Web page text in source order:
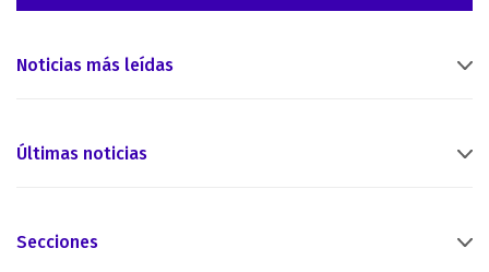
Noticias más leídas
Últimas noticias
Secciones